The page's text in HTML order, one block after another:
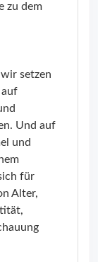
zu dem
setzen
auf
Und auf
und
für
Alter,